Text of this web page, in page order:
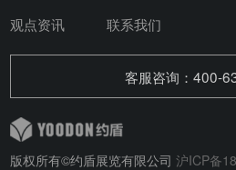
观点资讯
联系我们
客服咨询：400-
版权所有©约盾展览有限公司 沪ICP备